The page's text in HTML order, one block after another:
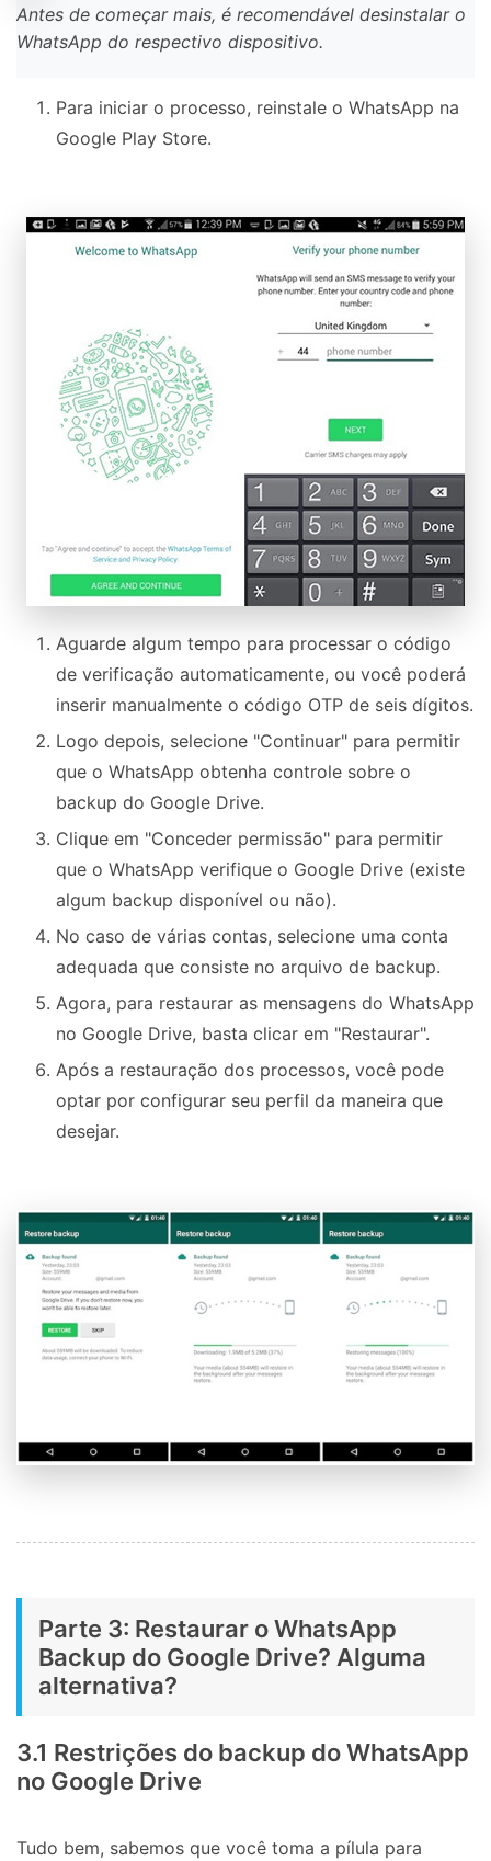
Antes de começar mais, é recomendável desinstalar o
WhatsApp do respectivo dispositivo.
Para iniciar o processo, reinstale o WhatsApp na
Google Play Store.
Aguarde algum tempo para processar o código
de verificação automaticamente, ou você poderá
inserir manualmente o código OTP de seis dígitos.
Logo depois, selecione "Continuar" para permitir
que o WhatsApp obtenha controle sobre o
backup do Google Drive.
Clique em "Conceder permissão" para permitir
que o WhatsApp verifique o Google Drive (existe
algum backup disponível ou não).
No caso de várias contas, selecione uma conta
adequada que consiste no arquivo de backup.
Agora, para restaurar as mensagens do WhatsApp
no Google Drive, basta clicar em "Restaurar".
Após a restauração dos processos, você pode
optar por configurar seu perfil da maneira que
desejar.
Parte 3: Restaurar o WhatsApp
Backup do Google Drive? Alguma
alternativa?
3.1 Restrições do backup do WhatsApp
no Google Drive
Tudo bem, sabemos que você toma a pílula para